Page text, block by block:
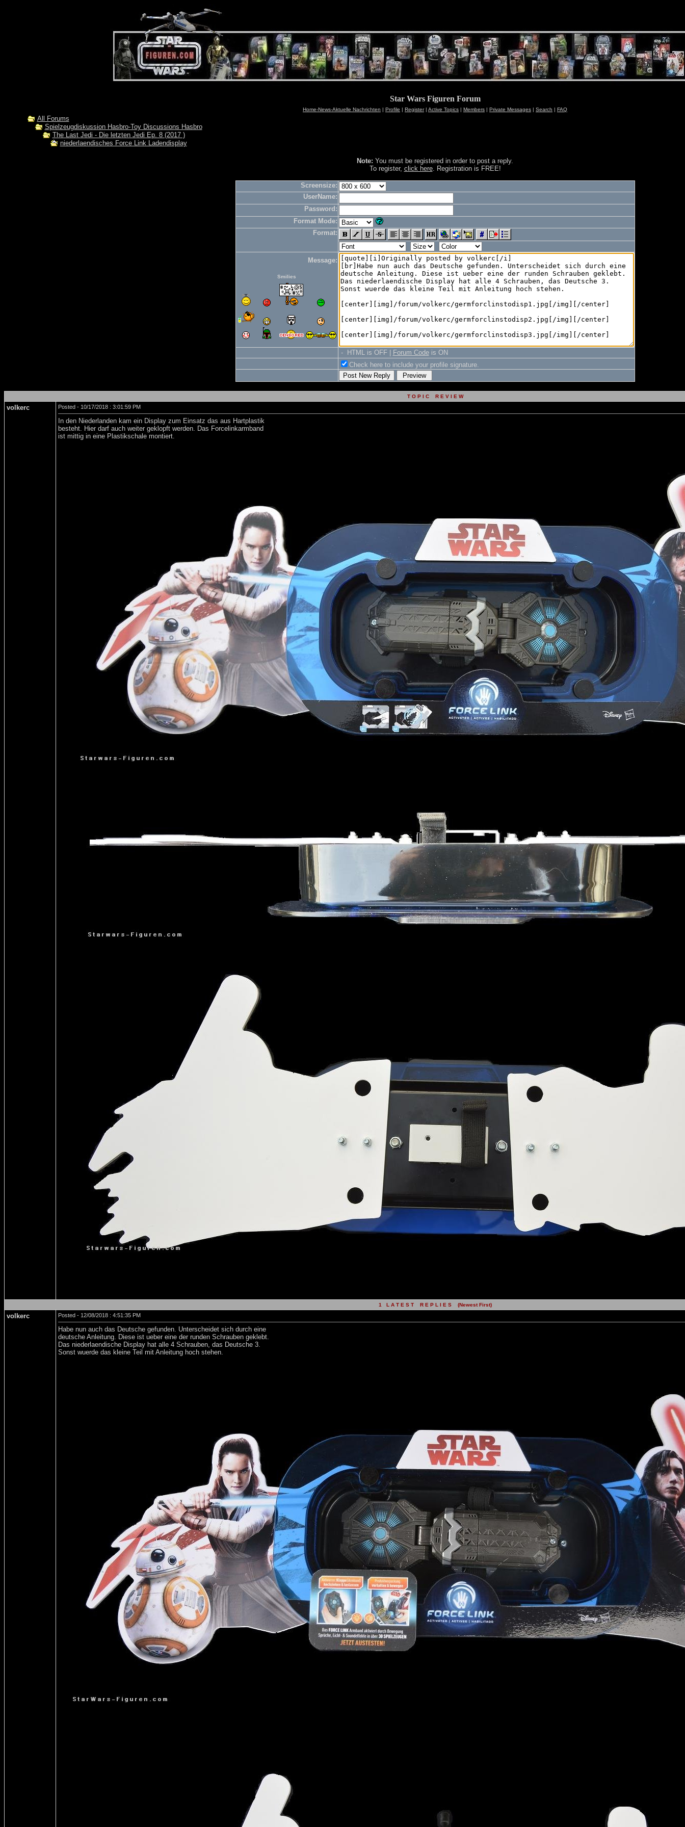
Star Wars Figuren Forum
Home-News-Aktuelle Nachrichten | Profile | Register| Active Topics | Members | Private Messages | Search | FAQ
All Forums
Spielzeugdiskussion Hasbro-Toy Discussions Hasbro
The Last Jedi - Die letzten Jedi Ep. 8 (2017 )
niederlaendisches Force Link Ladendisplay
Note: You must be registered in order to post a reply.
To register, click here. Registration is FREE!
Screensize:
UserName:
Password:
Format Mode:
Format:
Message:
Smilies
- HTML is OFF | Forum Codeis ON
Check here to include your profile signature.
T O P I C R E V I E W
volkerc Posted - 10/17/2018 : 3:01:59 PM
In den Niederlanden kam ein Display zum Einsatz das aus Hartplastik
besteht. Hier darf auch weiter geklopft werden. Das Forcelinkarmband
ist mittig in eine Plastikschale montiert.
1 L A T E S T R E P L I E S (Newest First)
volkerc Posted - 12/08/2018 : 4:51:35 PM
Habe nun auch das Deutsche gefunden. Unterscheidet sich durch eine
deutsche Anleitung. Diese ist ueber eine der runden Schrauben geklebt.
Das niederlaendische Display hat alle 4 Schrauben, das Deutsche 3.
Sonst wuerde das kleine Teil mit Anleitung hoch stehen.